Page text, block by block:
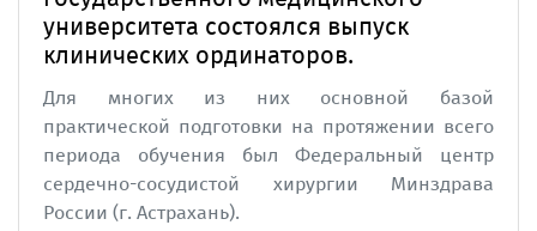
университета состоялся выпуск
клинических ординаторов.
Для многих из них основной базой
практической подготовки на протяжении всего
периода обучения был Федеральный центр
сердечно-сосудистой хирургии Минздрава
России (г. Астрахань).